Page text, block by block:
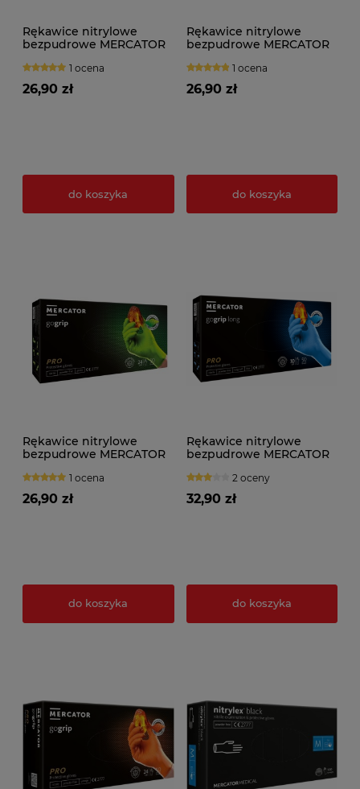
Rękawice nitrylowe
bezpudrowe MERCATOR
1 ocena
26,90 zł
do koszyka
Rękawice nitrylowe
bezpudrowe MERCATOR
1 ocena
26,90 zł
do koszyka
Rękawice nitrylowe
bezpudrowe MERCATOR
1 ocena
26,90 zł
do koszyka
Rękawice nitrylowe
bezpudrowe MERCATOR
niebieskie2 oceny
32,90 zł
do koszyka